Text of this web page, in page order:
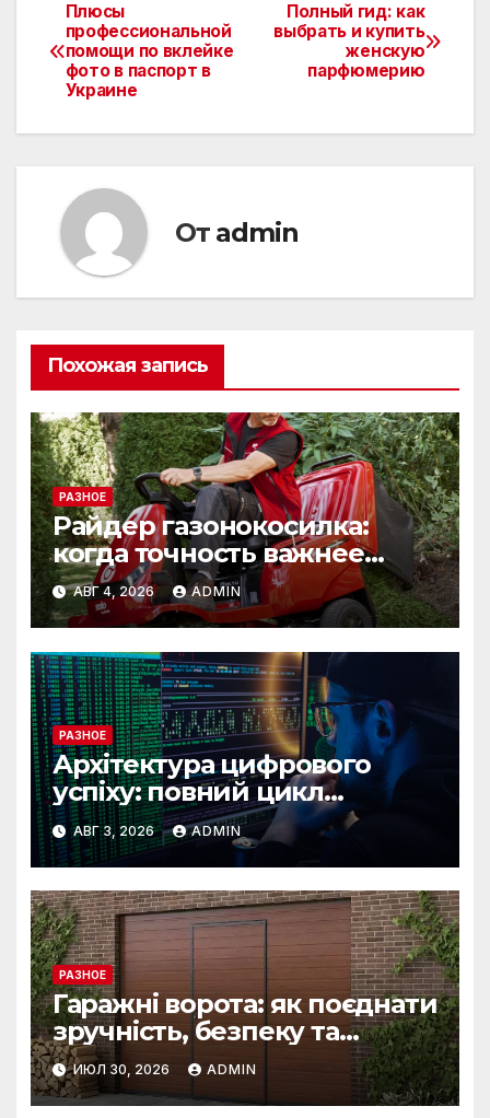
Навигация
по
записям
Полный гид: как
выбрать и купить
женскую
парфюмерию
Плюсы
профессиональной
помощи по вклейке
фото в паспорт в
Украине
От admin
Похожая запись
РАЗНОЕ
Райдер газонокосилка:
когда точность важнее
скорости
АВГ 4, 2026 ADMIN
РАЗНОЕ
Архітектура цифрового
успіху: повний цикл
розробки від IST Group
АВГ 3, 2026 ADMIN
РАЗНОЕ
Гаражні ворота: як поєднати
зручність, безпеку та
довговічність
ИЮЛ 30, 2026 ADMIN